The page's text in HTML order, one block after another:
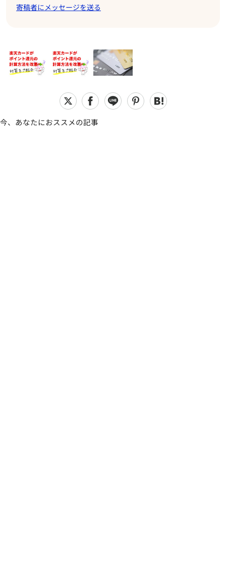
寄稿者にメッセージを送る
今、あなたにおススメの記事